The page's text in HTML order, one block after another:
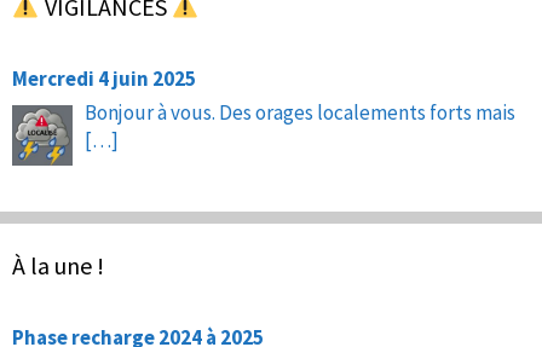
VIGILANCES
Mercredi 4 juin 2025
Bonjour à vous. Des orages localements forts mais
[…]
À la une !
Phase recharge 2024 à 2025